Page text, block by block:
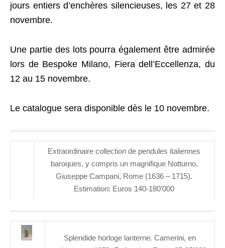
jours entiers d’enchères silencieuses, les 27 et 28
novembre.
Une partie des lots pourra également être admirée
lors de Bespoke Milano, Fiera dell’Eccellenza, du
12 au 15 novembre.
Le catalogue sera disponible dès le 10 novembre.
Extraordinaire collection de pendules italiennes
baroques, y compris un magnifique Notturno,
Giuseppe Campani, Rome (1636 – 1715).
Estimation: Euros 140-180’000
Splendide horloge lanterne. Camerini, en